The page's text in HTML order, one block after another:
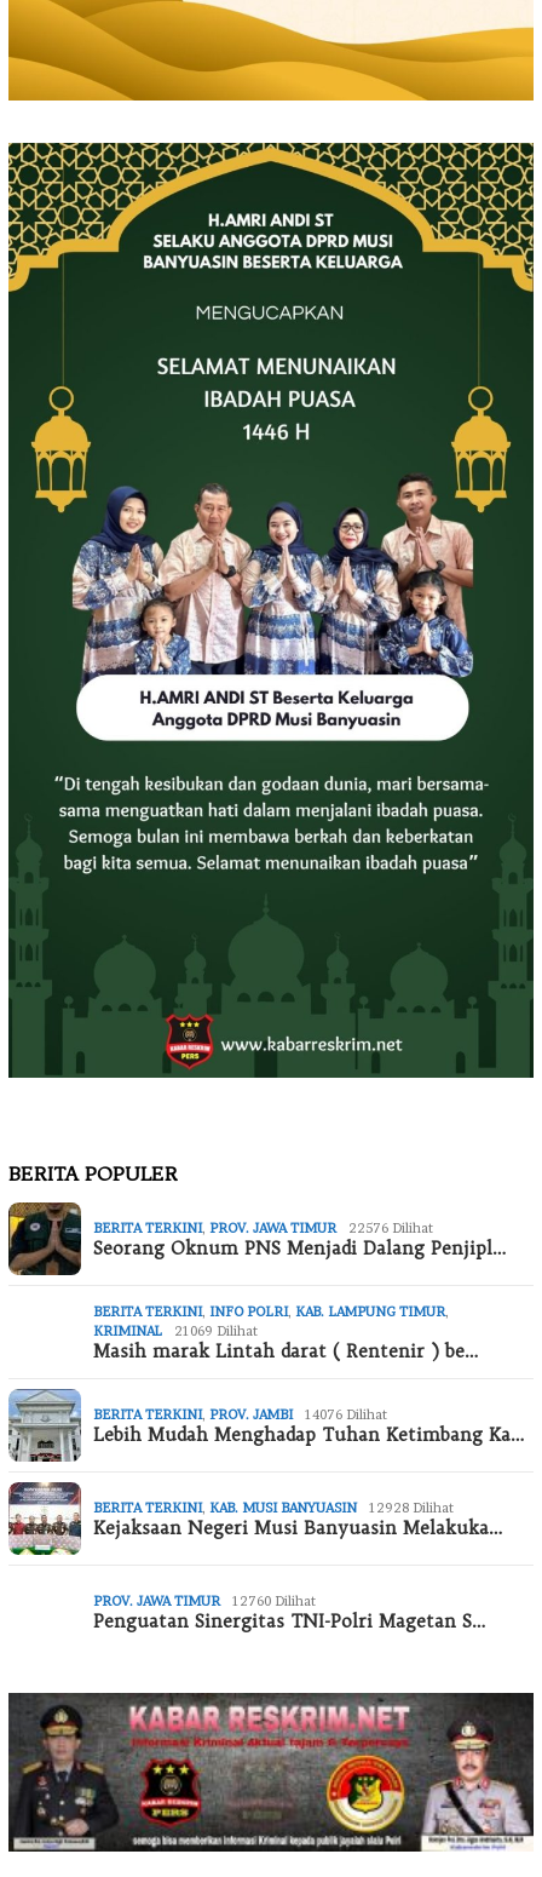
BERITA POPULER
BERITA TERKINI, PROV. JAWA TIMUR 22576 Dilihat
Seorang Oknum PNS Menjadi Dalang Penjipl…
BERITA TERKINI, INFO POLRI, KAB. LAMPUNG TIMUR
KRIMINAL
21069 Dilihat
Masih marak Lintah darat ( Rentenir ) be…
BERITA TERKINI, PROV. JAMBI 14076 Dilihat
Lebih Mudah Menghadap Tuhan Ketimbang Ka…
BERITA TERKINI, KAB. MUSI BANYUASIN 12928 Dilihat
Kejaksaan Negeri Musi Banyuasin Melakuka…
PROV. JAWA TIMUR 12760 Dilihat
Penguatan Sinergitas TNI-Polri Magetan S…